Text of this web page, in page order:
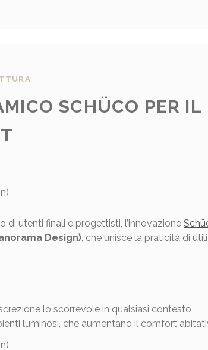
SCHÜCO PER IL
utenti finali e progettisti, l’innovazione
Design), che unisce la praticità di
lo scorrevole in qualsiasi contesto
luminosi, che aumentano il comfort